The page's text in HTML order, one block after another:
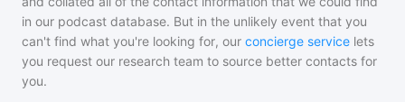
in our podcast database. But in the unlikely event that you
can't find what you're looking for, our concierge service lets
you request our research team to source better contacts for
you.